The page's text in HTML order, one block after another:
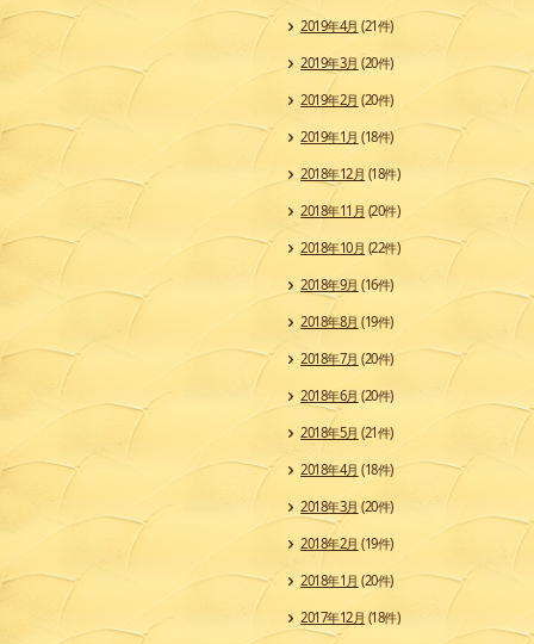
2019年4月 (21件)
2019年3月 (20件)
2019年2月 (20件)
2019年1月 (18件)
2018年12月 (18件)
2018年11月 (20件)
2018年10月 (22件)
2018年9月 (16件)
2018年8月 (19件)
2018年7月 (20件)
2018年6月 (20件)
2018年5月 (21件)
2018年4月 (18件)
2018年3月 (20件)
2018年2月 (19件)
2018年1月 (20件)
2017年12月 (18件)